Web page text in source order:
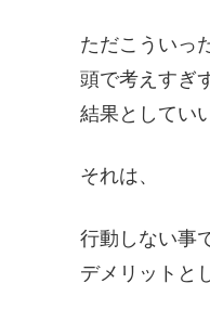
ただこういっ
頭で考えすぎ
結果としてい
それは、
行動しない事
デメリットと